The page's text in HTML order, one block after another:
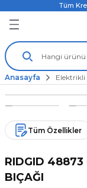
Tüm
Anasayfa Elektrikli
Tüm Özellikler
RIDGID 48873
BIÇAĞI